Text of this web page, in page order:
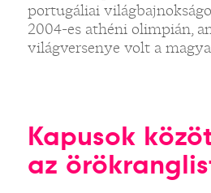
portugáliai
2004-es athéni olimpián,
világversenye volt a
Kapusok
az